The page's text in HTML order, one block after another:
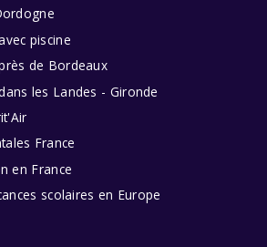
piscine
de Bordeaux
les Landes - Gironde
France
en France
scolaires en Europe